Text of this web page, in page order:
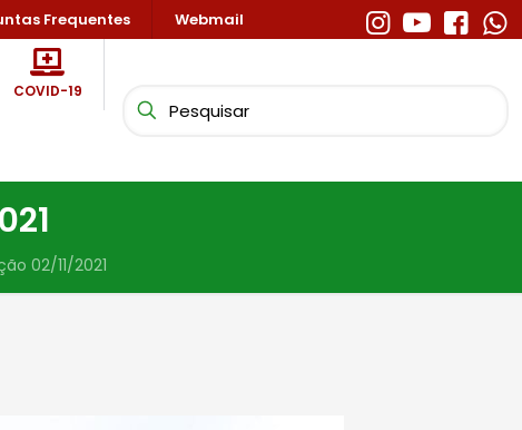
Frequentes Webmail
COVID-19
02/11/2021